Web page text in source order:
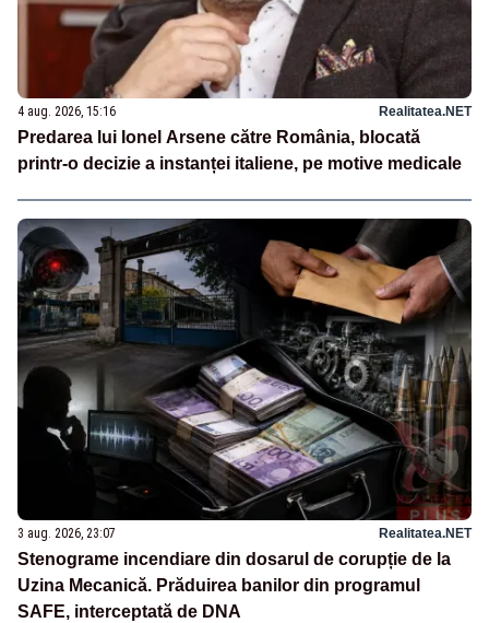
4 aug. 2026, 15:16 Realitatea.NET
Predarea lui Ionel Arsene către România, blocată
printr-o decizie a instanței italiene, pe motive medicale
3 aug. 2026, 23:07 Realitatea.NET
Stenograme incendiare din dosarul de corupție de la
Uzina Mecanică. Prăduirea banilor din programul
SAFE, interceptată de DNA